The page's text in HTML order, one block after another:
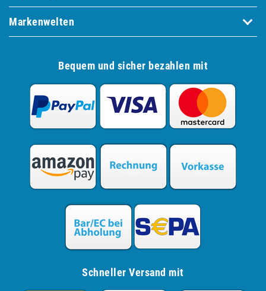
Markenwelten
Bequem und sicher bezahlen mit
Schneller Versand mit